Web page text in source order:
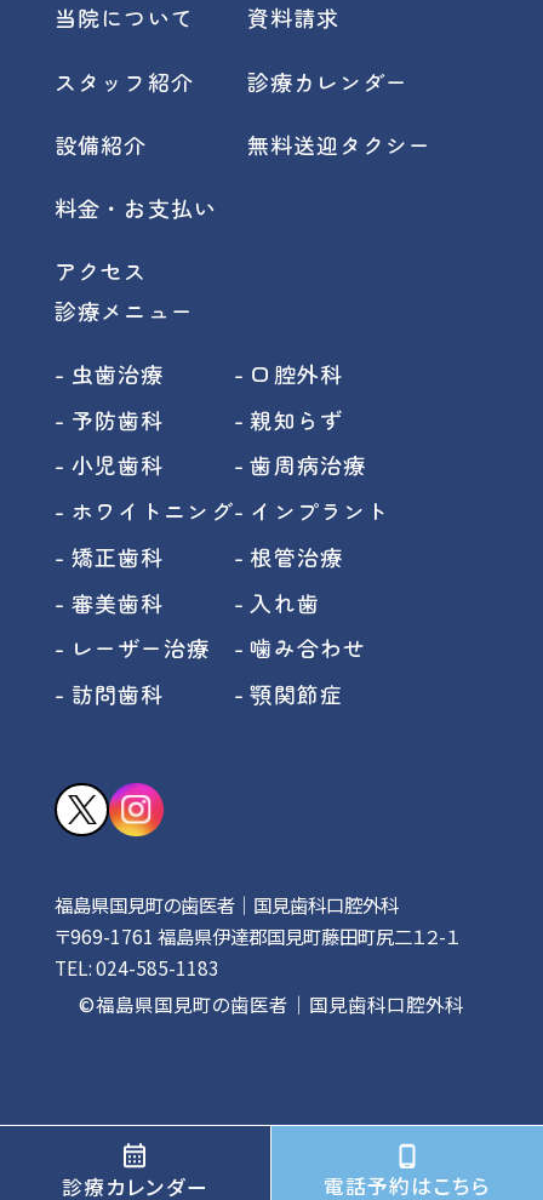
当院について
スタッフ紹介
設備紹介
料金・お支払い
アクセス
診療メニュー
虫歯治療
予防歯科
小児歯科
ホワイトニング
矯正歯科
審美歯科
レーザー治療
訪問歯科
口腔外科
親知らず
歯周病治療
インプラント
根管治療
入れ歯
噛み合わせ
顎関節症
福島県国見町の歯医者｜国見歯科口腔外科
〒969-1761 福島県伊達郡国見町藤田町尻二１２-１
TEL:024-585-1183
資料請求
診療カレンダー
無料送迎タクシー
©福島県国見町の歯医者｜国見歯科口腔外科
診療カレンダー 電話予約はこちら